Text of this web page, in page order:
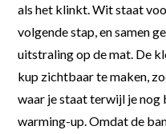
als het klinkt. Wit staat
volgende stap, en samen
uitstraling op de mat. De
kup zichtbaar te maken,
waar je staat terwijl je nog
warming-up. Omdat de